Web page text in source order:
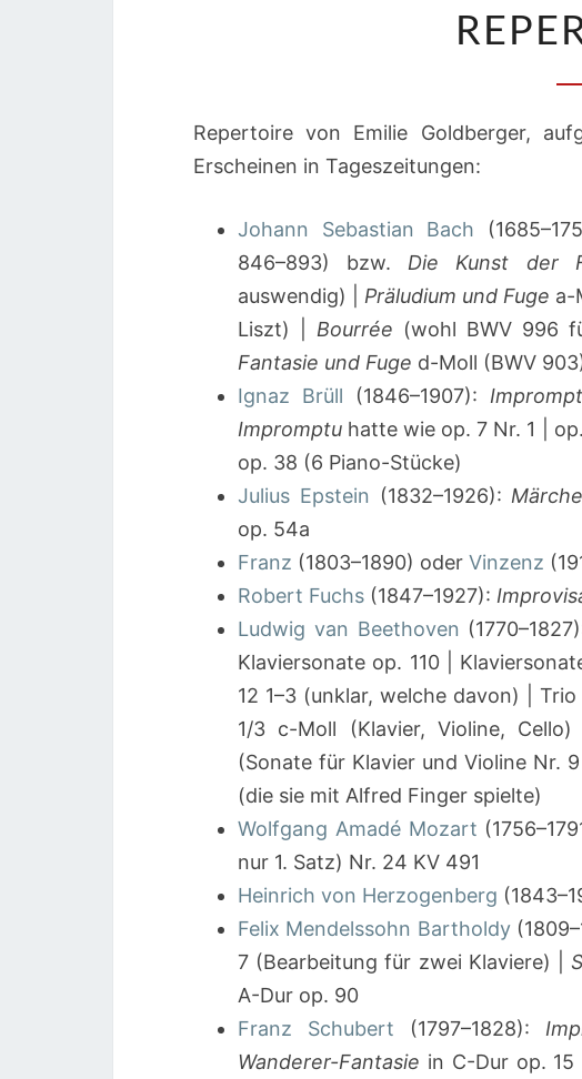
Repertoire von Emilie Goldberger,
Erscheinen in Tageszeitungen:
Johann Sebastian Bach
846–893) bzw. Die Kunst der
auswendig) | Präludium und Fuge a-
Liszt) | Bourrée (wohl BWV 996
Fantasie und Fuge d-Moll (BWV
Ignaz Brüll (1846–1907):
Impromptu hatte wie op. 7 Nr. 1 |
op. 38 (6 Piano-Stücke)
Julius Epstein (1832–1926):
op. 54a
Franz (1803–1890) oder Vinzenz
Robert Fuchs (1847–1927):
Ludwig van Beethoven
Klaviersonate op. 110 |
12 1–3 (unklar, welche davon) |
1/3 c-Moll (Klavier, Violine,
(Sonate für Klavier und Violine Nr.
(die sie mit Alfred Finger spielte)
Wolfgang Amadé Mozart
nur 1. Satz) Nr. 24 KV 491
Heinrich von Herzogenberg
Felix Mendelssohn Bartholdy
7 (Bearbeitung für zwei Klaviere) |
A-Dur op. 90
Franz Schubert (1797–1828):
Wanderer-Fantasie in C-Dur op. 15